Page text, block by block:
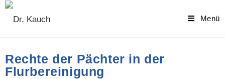
Skip
Menü
Rechte der Pächter in der
Flurbereinigung